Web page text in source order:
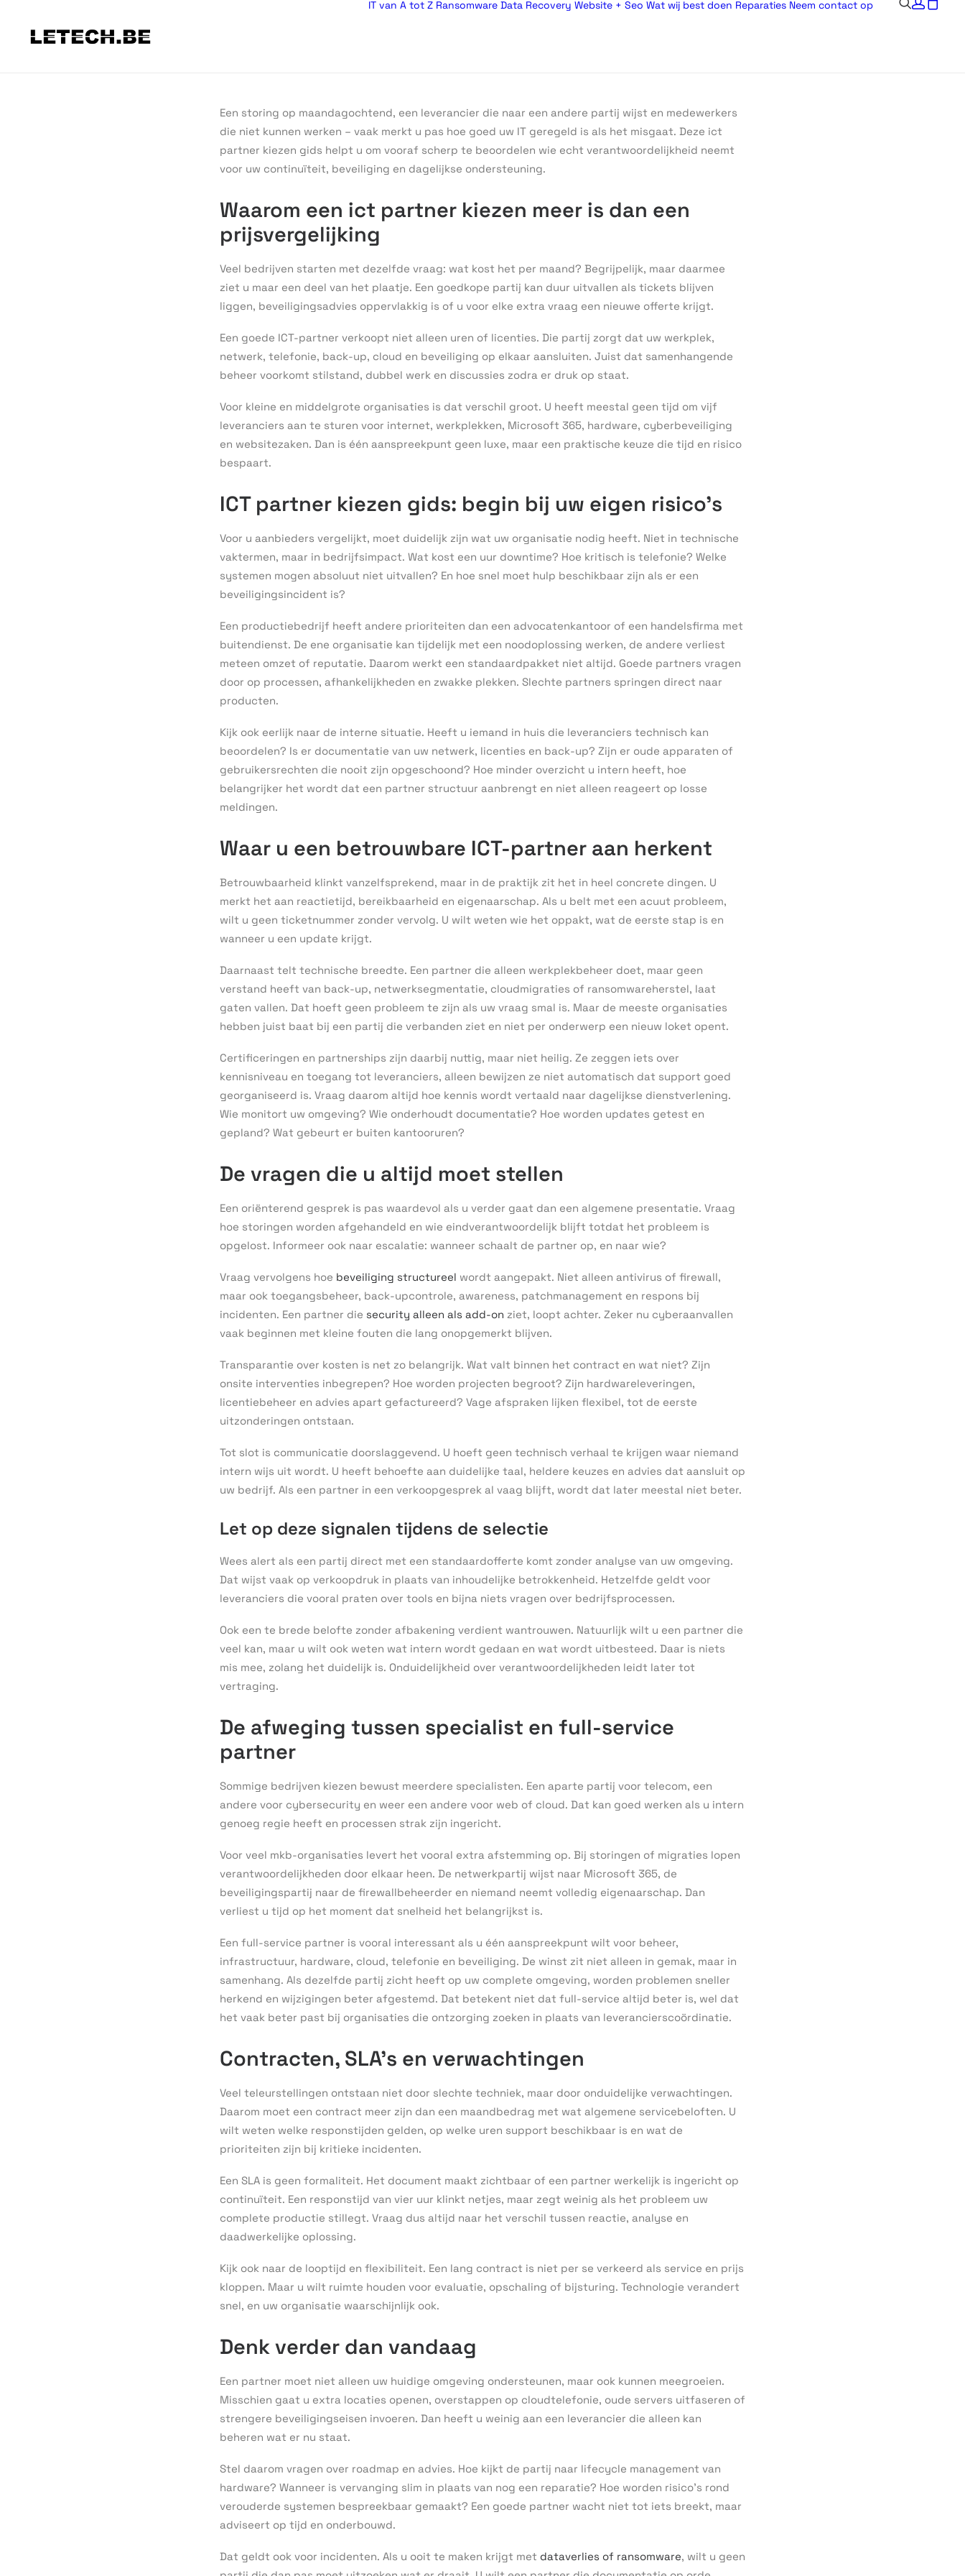
IT van A tot Z Ransomware Data Recovery Website + Seo Wat wij best doen Reparaties Neem contact op
Een storing op maandagochtend, een leverancier die naar een andere partij wijst en medewerkers
die niet kunnen werken – vaak merkt u pas hoe goed uw IT geregeld is als het misgaat. Deze ict
partner kiezen gids helpt u om vooraf scherp te beoordelen wie echt verantwoordelijkheid neemt
voor uw continuïteit, beveiliging en dagelijkse ondersteuning.
Waarom een ict partner kiezen meer is dan een
prijsvergelijking
Veel bedrijven starten met dezelfde vraag: wat kost het per maand? Begrijpelijk, maar daarmee
ziet u maar een deel van het plaatje. Een goedkope partij kan duur uitvallen als tickets blijven
liggen, beveiligingsadvies oppervlakkig is of u voor elke extra vraag een nieuwe offerte krijgt.
Een goede ICT-partner verkoopt niet alleen uren of licenties. Die partij zorgt dat uw werkplek,
netwerk, telefonie, back-up, cloud en beveiliging op elkaar aansluiten. Juist dat samenhangende
beheer voorkomt stilstand, dubbel werk en discussies zodra er druk op staat.
Voor kleine en middelgrote organisaties is dat verschil groot. U heeft meestal geen tijd om vijf
leveranciers aan te sturen voor internet, werkplekken, Microsoft 365, hardware, cyberbeveiliging
en websitezaken. Dan is één aanspreekpunt geen luxe, maar een praktische keuze die tijd en risico
bespaart.
ICT partner kiezen gids: begin bij uw eigen risico’s
Voor u aanbieders vergelijkt, moet duidelijk zijn wat uw organisatie nodig heeft. Niet in technische
vaktermen, maar in bedrijfsimpact. Wat kost een uur downtime? Hoe kritisch is telefonie? Welke
systemen mogen absoluut niet uitvallen? En hoe snel moet hulp beschikbaar zijn als er een
beveiligingsincident is?
Een productiebedrijf heeft andere prioriteiten dan een advocatenkantoor of een handelsfirma met
buitendienst. De ene organisatie kan tijdelijk met een noodoplossing werken, de andere verliest
meteen omzet of reputatie. Daarom werkt een standaardpakket niet altijd. Goede partners vragen
door op processen, afhankelijkheden en zwakke plekken. Slechte partners springen direct naar
producten.
Kijk ook eerlijk naar de interne situatie. Heeft u iemand in huis die leveranciers technisch kan
beoordelen? Is er documentatie van uw netwerk, licenties en back-up? Zijn er oude apparaten of
gebruikersrechten die nooit zijn opgeschoond? Hoe minder overzicht u intern heeft, hoe
belangrijker het wordt dat een partner structuur aanbrengt en niet alleen reageert op losse
meldingen.
Waar u een betrouwbare ICT-partner aan herkent
Betrouwbaarheid klinkt vanzelfsprekend, maar in de praktijk zit het in heel concrete dingen. U
merkt het aan reactietijd, bereikbaarheid en eigenaarschap. Als u belt met een acuut probleem,
wilt u geen ticketnummer zonder vervolg. U wilt weten wie het oppakt, wat de eerste stap is en
wanneer u een update krijgt.
Daarnaast telt technische breedte. Een partner die alleen werkplekbeheer doet, maar geen
verstand heeft van back-up, netwerksegmentatie, cloudmigraties of ransomwareherstel, laat
gaten vallen. Dat hoeft geen probleem te zijn als uw vraag smal is. Maar de meeste organisaties
hebben juist baat bij een partij die verbanden ziet en niet per onderwerp een nieuw loket opent.
Certificeringen en partnerships zijn daarbij nuttig, maar niet heilig. Ze zeggen iets over
kennisniveau en toegang tot leveranciers, alleen bewijzen ze niet automatisch dat support goed
georganiseerd is. Vraag daarom altijd hoe kennis wordt vertaald naar dagelijkse dienstverlening.
Wie monitort uw omgeving? Wie onderhoudt documentatie? Hoe worden updates getest en
gepland? Wat gebeurt er buiten kantooruren?
De vragen die u altijd moet stellen
Een oriënterend gesprek is pas waardevol als u verder gaat dan een algemene presentatie. Vraag
hoe storingen worden afgehandeld en wie eindverantwoordelijk blijft totdat het probleem is
opgelost. Informeer ook naar escalatie: wanneer schaalt de partner op, en naar wie?
Vraag vervolgens hoe beveiliging structureel wordt aangepakt. Niet alleen antivirus of firewall,
maar ook toegangsbeheer, back-upcontrole, awareness, patchmanagement en respons bij
incidenten. Een partner die security alleen als add-on ziet, loopt achter. Zeker nu cyberaanvallen
vaak beginnen met kleine fouten die lang onopgemerkt blijven.
Transparantie over kosten is net zo belangrijk. Wat valt binnen het contract en wat niet? Zijn
onsite interventies inbegrepen? Hoe worden projecten begroot? Zijn hardwareleveringen,
licentiebeheer en advies apart gefactureerd? Vage afspraken lijken flexibel, tot de eerste
uitzonderingen ontstaan.
Tot slot is communicatie doorslaggevend. U hoeft geen technisch verhaal te krijgen waar niemand
intern wijs uit wordt. U heeft behoefte aan duidelijke taal, heldere keuzes en advies dat aansluit op
uw bedrijf. Als een partner in een verkoopgesprek al vaag blijft, wordt dat later meestal niet beter.
Let op deze signalen tijdens de selectie
Wees alert als een partij direct met een standaardofferte komt zonder analyse van uw omgeving.
Dat wijst vaak op verkoopdruk in plaats van inhoudelijke betrokkenheid. Hetzelfde geldt voor
leveranciers die vooral praten over tools en bijna niets vragen over bedrijfsprocessen.
Ook een te brede belofte zonder afbakening verdient wantrouwen. Natuurlijk wilt u een partner die
veel kan, maar u wilt ook weten wat intern wordt gedaan en wat wordt uitbesteed. Daar is niets
mis mee, zolang het duidelijk is. Onduidelijkheid over verantwoordelijkheden leidt later tot
vertraging.
De afweging tussen specialist en full-service
partner
Sommige bedrijven kiezen bewust meerdere specialisten. Een aparte partij voor telecom, een
andere voor cybersecurity en weer een andere voor web of cloud. Dat kan goed werken als u intern
genoeg regie heeft en processen strak zijn ingericht.
Voor veel mkb-organisaties levert het vooral extra afstemming op. Bij storingen of migraties lopen
verantwoordelijkheden door elkaar heen. De netwerkpartij wijst naar Microsoft 365, de
beveiligingspartij naar de firewallbeheerder en niemand neemt volledig eigenaarschap. Dan
verliest u tijd op het moment dat snelheid het belangrijkst is.
Een full-service partner is vooral interessant als u één aanspreekpunt wilt voor beheer,
infrastructuur, hardware, cloud, telefonie en beveiliging. De winst zit niet alleen in gemak, maar in
samenhang. Als dezelfde partij zicht heeft op uw complete omgeving, worden problemen sneller
herkend en wijzigingen beter afgestemd. Dat betekent niet dat full-service altijd beter is, wel dat
het vaak beter past bij organisaties die ontzorging zoeken in plaats van leverancierscoördinatie.
Contracten, SLA’s en verwachtingen
Veel teleurstellingen ontstaan niet door slechte techniek, maar door onduidelijke verwachtingen.
Daarom moet een contract meer zijn dan een maandbedrag met wat algemene servicebeloften. U
wilt weten welke responstijden gelden, op welke uren support beschikbaar is en wat de
prioriteiten zijn bij kritieke incidenten.
Een SLA is geen formaliteit. Het document maakt zichtbaar of een partner werkelijk is ingericht op
continuïteit. Een responstijd van vier uur klinkt netjes, maar zegt weinig als het probleem uw
complete productie stillegt. Vraag dus altijd naar het verschil tussen reactie, analyse en
daadwerkelijke oplossing.
Kijk ook naar de looptijd en flexibiliteit. Een lang contract is niet per se verkeerd als service en prijs
kloppen. Maar u wilt ruimte houden voor evaluatie, opschaling of bijsturing. Technologie verandert
snel, en uw organisatie waarschijnlijk ook.
Denk verder dan vandaag
Een partner moet niet alleen uw huidige omgeving ondersteunen, maar ook kunnen meegroeien.
Misschien gaat u extra locaties openen, overstappen op cloudtelefonie, oude servers uitfaseren of
strengere beveiligingseisen invoeren. Dan heeft u weinig aan een leverancier die alleen kan
beheren wat er nu staat.
Stel daarom vragen over roadmap en advies. Hoe kijkt de partij naar lifecycle management van
hardware? Wanneer is vervanging slim in plaats van nog een reparatie? Hoe worden risico’s rond
verouderde systemen bespreekbaar gemaakt? Een goede partner wacht niet tot iets breekt, maar
adviseert op tijd en onderbouwd.
Dat geldt ook voor incidenten. Als u ooit te maken krijgt met dataverlies of ransomware, wilt u geen